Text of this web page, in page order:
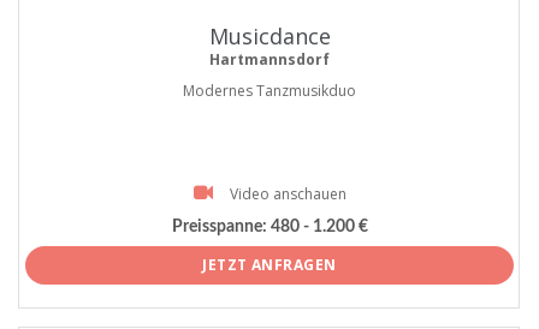
Musicdance
Hartmannsdorf
Modernes Tanzmusikduo
Video anschauen
Preisspanne: 480 - 1.200 €
JETZT ANFRAGEN